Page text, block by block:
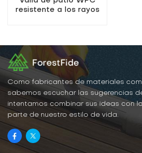
resistente a los rayos
Como fabricantes de materiales
sabemos escuchar las sugerencias
intentamos combinar sus ideas con
parte de nuestro estilo de vida.